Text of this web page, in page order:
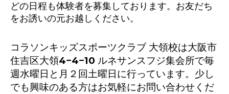
どの日程も体験者を募集しております。お友だち
をお誘いの元お越しください。
コラソンキッズスポーツクラブ 大領校は大阪市
住吉区大領4−4−10 ルネサンスフジ集会所で毎
週水曜日と月２回土曜日に行っています。少し
でも興味のある方はお気軽にお問い合わせくだ